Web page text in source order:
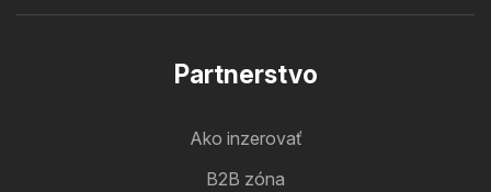
Partnerstvo
Ako inzerovať
B2B zóna